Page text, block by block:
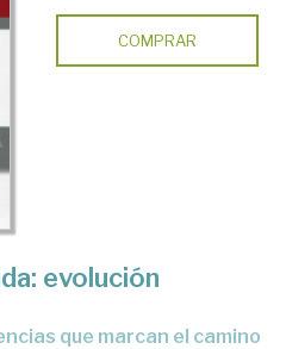
COMPRAR
evolución
que marcan el camino